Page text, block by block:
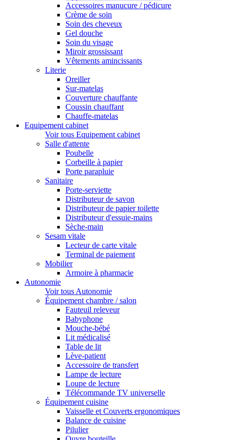
Accessoires manucure / pédicure
Crème de soin
Soin des cheveux
Gel douche
Soin du visage
Miroir grossissant
Vêtements amincissants
Literie
Oreiller
Sur-matelas
Couverture chauffante
Coussin chauffant
Chauffe-matelas
Equipement cabinet
Voir tous Equipement cabinet
Salle d'attente
Poubelle
Corbeille à papier
Porte parapluie
Sanitaire
Porte-serviette
Distributeur de savon
Distributeur de papier toilette
Distributeur d'essuie-mains
Sèche-main
Sesam vitale
Lecteur de carte vitale
Terminal de paiement
Mobilier
Armoire à pharmacie
Autonomie
Voir tous Autonomie
Équipement chambre / salon
Fauteuil releveur
Babyphone
Mouche-bébé
Lit médicalisé
Table de lit
Lève-patient
Accessoire de transfert
Lampe de lecture
Loupe de lecture
Télécommande TV universelle
Équipement cuisine
Vaisselle et Couverts ergonomiques
Balance de cuisine
Pilulier